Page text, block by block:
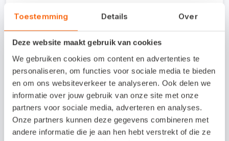
Toestemming Details Over
Deze website maakt gebruik van cookies
We gebruiken cookies om content en advertenties te
personaliseren, om functies voor sociale media te bieden
en om ons websiteverkeer te analyseren. Ook delen we
informatie over jouw gebruik van onze site met onze
partners voor sociale media, adverteren en analyses.
Onze partners kunnen deze gegevens combineren met
andere informatie die je aan hen hebt verstrekt of die ze
De extra stap van MFA kun je ervaren als
een vertraging van je inlogproces. Het
oplossen van een geslaagde phishingactie
kost echter veel meer tijd en geld.
Conclusie: veiligheid boven
alles